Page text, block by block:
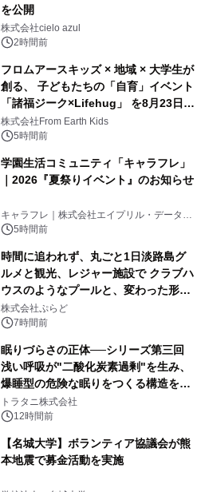
を公開
株式会社cielo azul
2時間前
フロムアースキッズ × 地域 × 大学生が
創る、 子どもたちの「自育」イベント
「諸福ジーク×Lifehug」 を8月23日
(日)開催
株式会社From Earth Kids
5時間前
学園生活コミュニティ「キャラフレ」
｜2026『夏祭りイベント』のお知らせ
キャラフレ｜株式会社エイプリル・データ・
デザインズ
5時間前
時間に追われず、丸ごと1日淡路島グ
ルメと観光、レジャー施設で クラブハ
ウスのようなプールと、変わった形の
サウナも 「THE BOXY AWAJI」のお
得な素泊まり連泊プランで
株式会社ぷらど
7時間前
眠りづらさの正体──シリーズ第三回
浅い呼吸が"二酸化炭素過剰"を生み、
爆睡型の危険な眠りをつくる構造を解
説
トラタニ株式会社
12時間前
【名城大学】ボランティア協議会が熊
本地震で募金活動を実施